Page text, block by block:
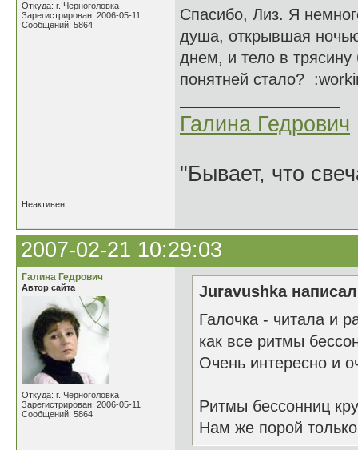
Откуда: г. Черноголовка
Зарегистрирован: 2006-05-11
Сообщений: 5864
Спасибо, Лиз. Я
душа, открывшая
днем, и тело в
понятней стало?
Галина Гедрович
"Бывает, что
Неактивен
2007-02-21 10:29:03
Галина Гедрович
Автор сайта
Откуда: г. Черноголовка
Зарегистрирован: 2006-05-11
Сообщений: 5864
Juravushka
Галочка - читала и
как все ритмы
Очень интересно и
Ритмы бессонниц
Нам же порой